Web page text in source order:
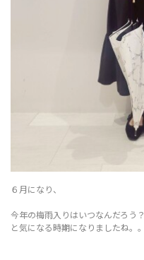
６月になり、
今年の梅雨入りはいつなんだろう？
と気になる時期になりましたね。。